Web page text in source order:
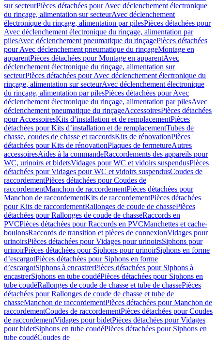
sur secteurPièces détachées pour Avec déclenchement électronique
du rinçage, alimentation sur secteurAvec déclenchement
électronique du rinçage, alimentation par pilesPièces détachées pour
Avec déclenchement électronique du rinçage, alimentation par
pilesAvec déclenchement pneumatique du rinçagePièces détachées
pour Avec déclenchement pneumatique du rinçageMontage en
apparentPièces détachées pour Montage en apparentAvec
déclenchement électronique du rinçage, alimentation sur
secteurPièces détachées pour Avec déclenchement électronique du
rinçage, alimentation sur secteurAvec déclenchement électronique
du rinçage, alimentation par pilesPièces détachées pour Avec
déclenchement électronique du rinçage, alimentation par pilesAvec
déclenchement pneumatique du rinçageAccessoiresPièces détachées
pour AccessoiresKits d’installation et de remplacementPièces
détachées pour Kits d’installation et de remplacementTubes de
chasse, coudes de chasse et raccordsKits de rénovationPièces
détachées pour Kits de rénovationPlaques de fermetureAutres
accessoiresAides à la commandeRaccordements des appareils pour
WC, urinoirs et bidetsVidages pour WC et vidoirs suspendusPièces
détachées pour Vidages pour WC et vidoirs suspendusCoudes de
raccordementPièces détachées pour Coudes de
raccordementManchon de raccordementPièces détachées pour
Manchon de raccordementKits de raccordementPièces détachées
pour Kits de raccordementRallonges de coude de chassePièces
détachées pour Rallonges de coude de chasseRaccords en
PVCPièces détachées pour Raccords en PVCManchettes et cache-
boulonsRaccords de transition et pièces de connexionVidages pour
urinoirsPièces détachées pour Vidages pour urinoirsSiphons pour
urinoirPièces détachées pour Siphons pour urinoirSiphons en forme
d’escargotPièces détachées pour Siphons en forme
d’escargotSiphons à encastrerPièces détachées pour Siphons à
encastrerSiphons en tube coudéPièces détachées pour Siphons en
tube coudéRallonges de coude de chasse et tube de chassePièces
détachées pour Rallonges de coude de chasse et tube de
chasseManchon de raccordementPièces détachées pour Manchon de
raccordementCoudes de raccordementPièces détachées pour Coudes
de raccordementVidages pour bidetPièces détachées pour Vidages
pour bidetSiphons en tube coudéPièces détachées pour Siphons en
tube coudéCoudes de